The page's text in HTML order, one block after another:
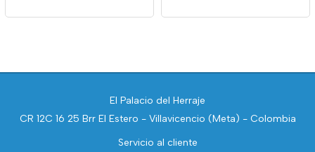
El Palacio del Herraje
CR 12C 16 25 Brr El Estero - Villavicencio (Meta) - Colombia
Servicio al cliente